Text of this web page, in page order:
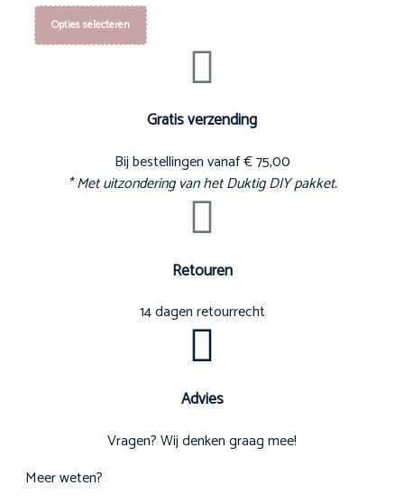
Opties selecteren
Gratis verzending
Bij bestellingen vanaf € 75,00
* Met uitzondering van het Duktig DIY pakket.
Retouren
14 dagen retourrecht
Advies
Vragen? Wij denken graag mee!
Meer weten?